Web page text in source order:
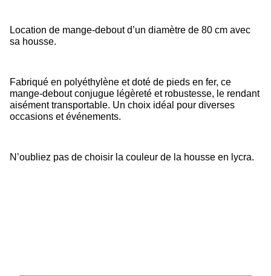
Location de mange-debout d’un diamètre de 80 cm avec
sa housse.
Fabriqué en polyéthylène et doté de pieds en fer, ce
mange-debout conjugue légèreté et robustesse, le rendant
aisément transportable. Un choix idéal pour diverses
occasions et événements.
N’oubliez pas de choisir la couleur de la housse en lycra.